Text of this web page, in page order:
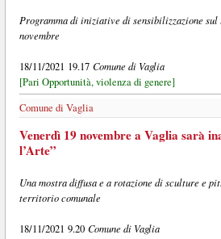
Programma di iniziative di sensibilizzazione sul
novembre
18/11/2021 19.17 Comune di Vaglia
[Pari Opportunità, violenza di genere]
Comune di Vaglia
Venerdì 19 novembre a Vaglia sarà
l’Arte”
Una mostra diffusa e a rotazione di sculture e
territorio comunale
18/11/2021 9.20 Comune di Vaglia